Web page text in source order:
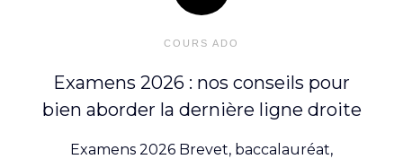
COURS ADO
Examens 2026 : nos conseils pour
bien aborder la dernière ligne droite
Examens 2026 Brevet, baccalauréat,